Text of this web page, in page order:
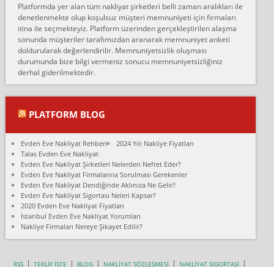
Ankara Alicanlar naklyat tel 5465524025. 2600 TL'ye ankaradan
Konya ya Alicanlar naklyat la anlaştık bu şahıs evin taşınacağı gün
fiyatın mazoto gele...
Fatih kokmese:
Diyarbakır dan eşyamı getirtmek için anlaştım sözleşme yaptım.
Son anda fiyat artırdılar.. mecburiyetten tasittim.. bu kişiler ağrılı
Ali:
olduk. Asansörlü dediler sonra uraya asansör kurulmaz dediler
fark istediler. ortada asa...
Nimet:
Ben 2021 Ağustos ilk haftası Evimi taşıdım yani İstanbul'un bir
Mahallesi'nden bir başka Mahallesi'ne yani Ümraniye bölgesinde
oturuyorum önceleri ara...
Nimet Köse:
Merhaba ben 2021 Ağustos ilk haftası evimi Ümraniye'den Çok
Hancıoğlu naklyatla taşındım...
Platformda yer alan tüm nakliyat şirketleri belli zaman aralıkları ile
denetlenmekte olup koşulsuz müşteri memnuniyeti için firmaları
itina ile seçmekteyiz. Platform üzerinden gerçekleştirilen alaşma
sonunda müşteriler tarafımızdan aranarak memnuniyet anketi
doldurularak değerlendirilir. Memnuniyetsizlik oluşması
durumunda bize bilgi vermeniz sonucu memnuniyetsizliğiniz
derhal giderilmektedir.
PLATFORM BLOG
Evden Eve Nakliyat Rehberi
2024 Yılı Nakliye Fiyatları
Talas Evden Eve Nakliyat
Evden Eve Nakliyat Şirketleri Nelerden Nefret Eder?
Evden Eve Nakliyat Firmalarına Sorulması Gerekenler
Evden Eve Nakliyat Dendiğinde Aklınıza Ne Gelir?
Evden Eve Nakliyat Sigortası Neleri Kapsar?
2020 Evden Eve Nakliyat Fiyatları
İstanbul Evden Eve Nakliyat Yorumları
Nakliye Firmaları Nereye Şikayet Edilir?
RSS TEKLİF İSTE BLOG NAKLİYAT SÖZLEŞMESİ
NAKLİYAT SİGORTASI